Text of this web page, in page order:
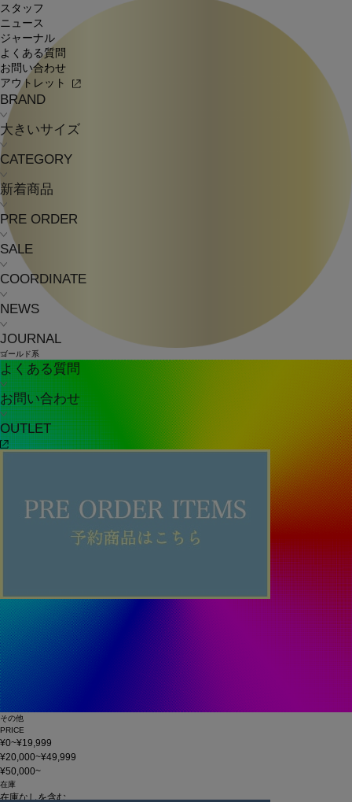
スタッフ
ニュース
ジャーナル
よくある質問
お問い合わせ
アウトレット
BRAND
大きいサイズ
CATEGORY
新着商品
PRE ORDER
SALE
COORDINATE
NEWS
JOURNAL
よくある質問
お問い合わせ
OUTLET
ゴールド系
その他
PRICE
¥0~¥19,999
¥20,000~¥49,999
¥50,000~
在庫
在庫なしを含む